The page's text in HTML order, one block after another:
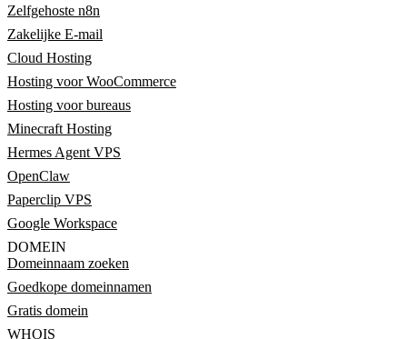
Zelfgehoste n8n
Zakelijke E-mail
Cloud Hosting
Hosting voor WooCommerce
Hosting voor bureaus
Minecraft Hosting
Hermes Agent VPS
OpenClaw
Paperclip VPS
Google Workspace
DOMEIN
Domeinnaam zoeken
Goedkope domeinnamen
Gratis domein
WHOIS